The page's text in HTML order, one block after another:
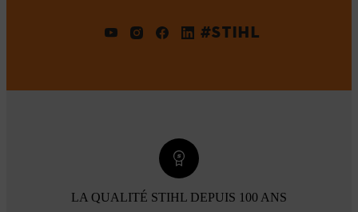
#STIHL
LA QUALITÉ STIHL DEPUIS 100 ANS